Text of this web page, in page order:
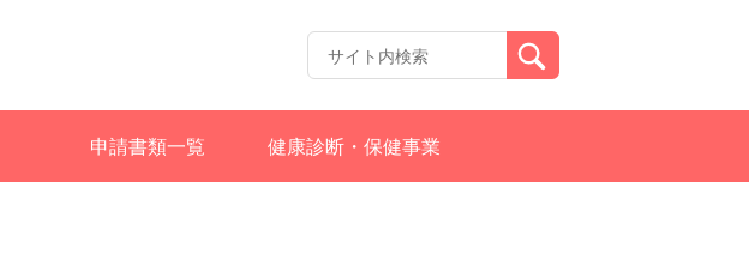
申請書類一覧 健康診断・保健事業